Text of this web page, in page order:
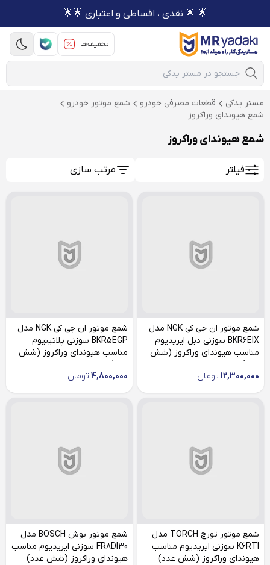
🌟 🌟 نقدی ، اقساطی و اعتباری 🌟🌟
تخفیف‌ها
Mobile Search
مستر یدکی قطعات مصرفی خودرو
شمع موتور خودرو
شمع هیوندای وراکروز
شمع هیوندای وراکروز
فیلتر مرتب سازی
شمع موتور ان جی کی NGK مدل
BKR6EIX سوزنی دبل ایریدیوم
مناسب هیوندای وراکروز (شش
عدد)
12,300,000 تومان
شمع موتور ان جی کی NGK مدل
BKR5EGP سوزنی پلاتینیوم
مناسب هیوندای وراکروز (شش
عدد)
4,800,000 تومان
شمع موتور تورچ TORCH مدل
K6RTI سوزنی ایریدیوم مناسب
هیوندای وراکروز (شش عدد)
شمع موتور بوش BOSCH مدل
FR8DI30 سوزنی ایریدیوم مناسب
هیوندای وراکروز (شش عدد)